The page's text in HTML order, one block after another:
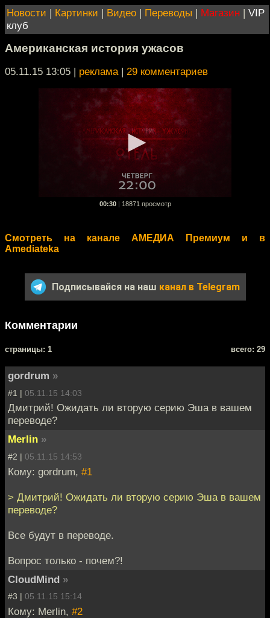
Новости | Картинки | Видео | Переводы | Магазин | VIP
клуб
Американская история ужасов
05.11.15 13:05 | реклама| 29 комментариев
00:30 18871 просмотр
Смотреть на канале АМЕДИА Премиум и в
Amediateka
Подписывайся на наш канал в Telegram
Комментарии
cтраницы: 1 всего: 29
gordrum »
#1 | 05.11.15 14:03
Дмитрий! Ожидать ли вторую серию Эша в вашем
переводе?
Merlin »
#2 | 05.11.15 14:53
Кому: gordrum, #1
> Дмитрий! Ожидать ли вторую серию Эша в вашем
переводе?
Все будут в переводе.
Вопрос только - почем?!
CloudMind »
#3 | 05.11.15 15:14
Кому: Merlin, #2